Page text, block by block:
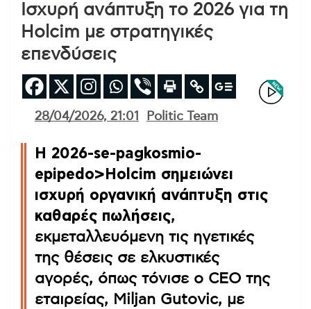
Ισχυρή ανάπτυξη το 2026 για τη
Holcim με στρατηγικές
επενδύσεις
28/04/2026, 21:01 Politic Team
Η 2026-se-pagkosmio-
epipedo>Holcim σημειώνει
ισχυρή οργανική ανάπτυξη στις
καθαρές πωλήσεις,
εκμεταλλευόμενη τις ηγετικές
της θέσεις σε ελκυστικές
αγορές, όπως τόνισε ο CEO της
εταιρείας, Miljan Gutovic, με